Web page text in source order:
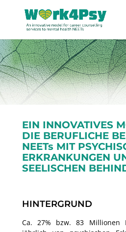
EIN INNOVATIVES
DIE BERUFLICHE
NEETs MIT
ERKRANKUNGEN
SEELISCHEN
HINTERGRUND
Ca. 27% bzw. 83 Millionen